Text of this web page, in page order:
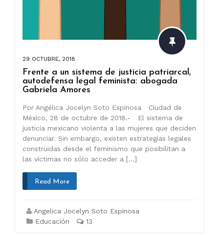
29 OCTUBRE, 2018
Frente a un sistema de justicia patriarcal,
autodefensa legal feminista: abogada
Gabriela Amores
Por Angélica Jocelyn Soto Espinosa Ciudad de
México, 28 de octubre de 2018.- El sistema de
justicia mexicano violenta a las mujeres que deciden
denunciar. Sin embargo, existen estrategias legales
construidas desde el feminismo que posibilitan a
las víctimas no sólo acceder a […]
Read More
Angelica Jocelyn Soto Espinosa
Educación
13